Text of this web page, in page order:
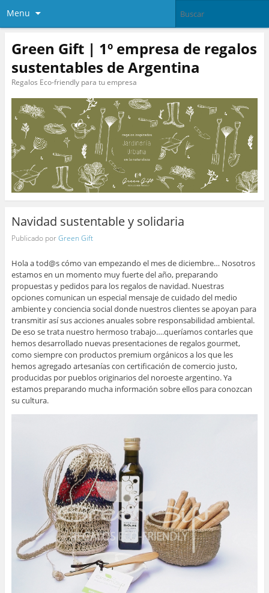
Menu
Green Gift | 1º empresa de regalos
sustentables de Argentina
Regalos Eco-friendly para tu empresa
Navidad sustentable y solidaria
Publicado porGreen Gift
Hola a tod@s cómo van empezando el mes de diciembre… Nosotros
estamos en un momento muy fuerte del año, preparando
propuestas y pedidos para los regalos de navidad.Nuestras
opciones comunican un especial mensaje de cuidado del medio
ambiente y conciencia social donde nuestros clientes se apoyan para
transmitir así sus acciones anuales sobre responsabilidad ambiental.
De eso se trata nuestro hermoso trabajo….queríamos contarles que
hemos desarrollado nuevas presentaciones de regalos gourmet,
como siempre con productos premium orgánicos a los que les
hemos agregado artesanías con certificación de comercio justo,
producidas por pueblos originarios del noroeste argentino. Ya
estamos preparando mucha información sobre ellos para conozcan
su cultura.